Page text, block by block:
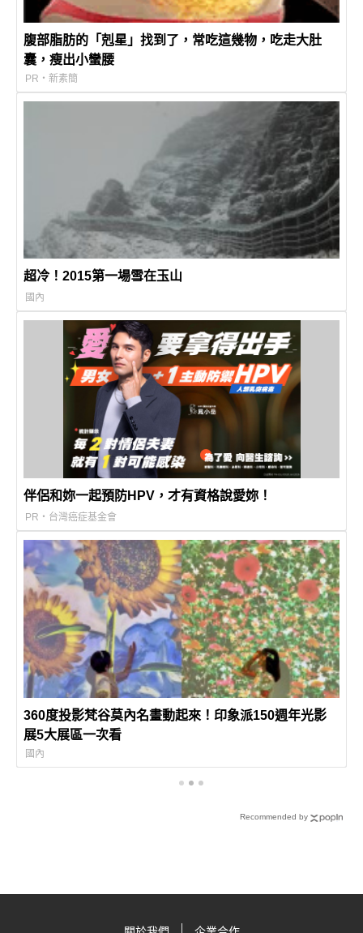
腹部脂肪的「剋星」找到了，常吃這幾物，吃走大肚
囊，瘦出小蠻腰
PR・新素簡
超冷！2015第一場雪在玉山
國內
伴侶和妳一起預防HPV，才有資格說愛妳！
PR・台灣癌症基金會
360度投影梵谷莫內名畫動起來！印象派150週年光影
展5大展區一次看
國內
Recommended by